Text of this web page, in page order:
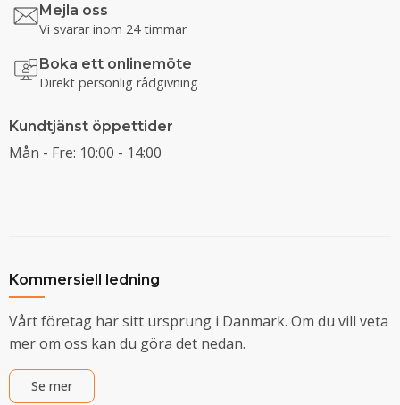
Mejla oss
Vi svarar inom 24 timmar
Boka ett onlinemöte
Direkt personlig rådgivning
Kundtjänst öppettider
Mån - Fre: 10:00 - 14:00
Kommersiell ledning
Vårt företag har sitt ursprung i Danmark. Om du vill veta
mer om oss kan du göra det nedan.
Se mer